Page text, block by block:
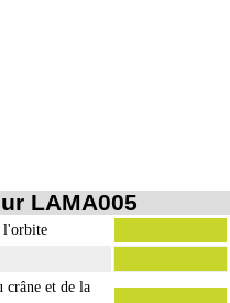
inclut le lavage de l'articulation, avec ou
LAMA005
l'orbite
crâne et de la